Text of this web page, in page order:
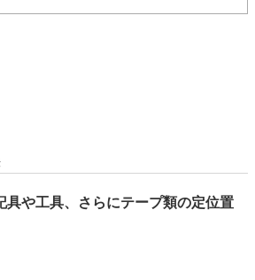
具や工具、さらにテープ類の定位置